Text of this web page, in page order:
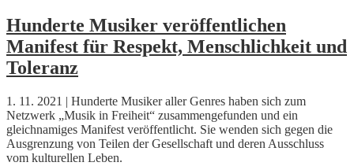
Hunderte Musiker veröffentlichen
Manifest für Respekt, Menschlichkeit und
Toleranz
1. 11. 2021 | Hunderte Musiker aller Genres haben sich zum
Netzwerk „Musik in Freiheit“ zusammengefunden und ein
gleichnamiges Manifest veröffentlicht. Sie wenden sich gegen die
Ausgrenzung von Teilen der Gesellschaft und deren Ausschluss
vom kulturellen Leben.